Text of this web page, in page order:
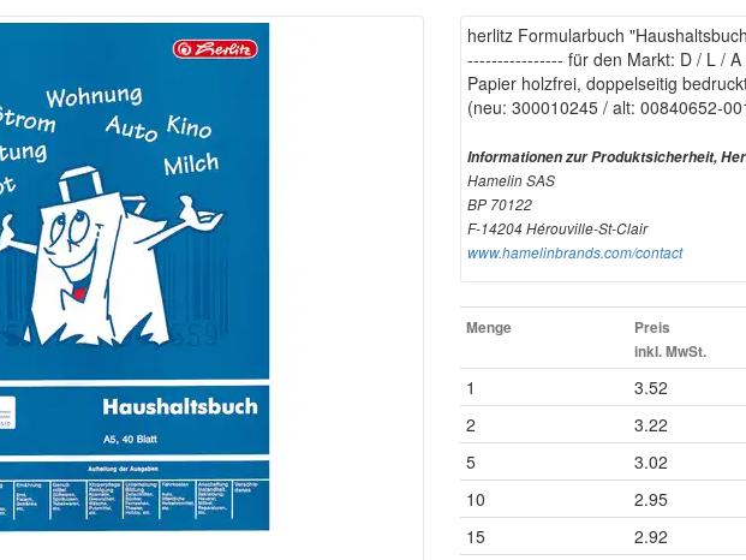
herlitz Formularbuch
---------------- für den Markt: D / L /
Papier holzfrei, doppelseitig
(neu: 300010245 / alt: 00840652-
Informationen zur Produktsicherheit,
Hamelin SAS
BP 70122
F-14204 Hérouville-St-Clair
www.hamelinbrands.com/contact
Menge
Preis
inkl. MwSt.
1 3.52
2 3.22
5 3.02
10 2.95
15 2.92